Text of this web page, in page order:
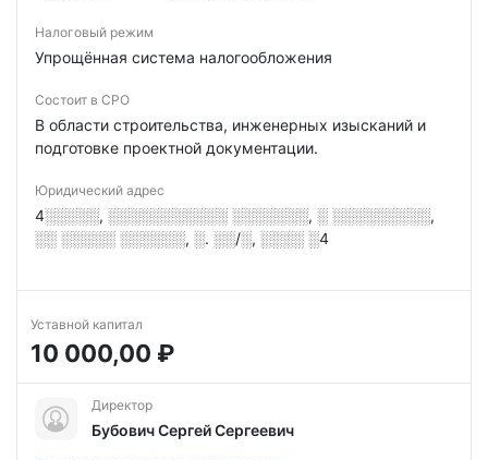
Налоговый режим
Упрощённая система налогообложения
Состоит в СРО
В области строительства, инженерных изысканий и
подготовке проектной документации.
Юридический адрес
4░░░░░, ░░░░░░░░░░░ ░░░░░░░, ░ ░░░░░░░░░,
░░ ░░░░░ ░░░░░░, ░. ░░/░, ░░░░ ░4
Уставной капитал
10 000,00 ₽
Директор
Бубович Сергей Сергеевич